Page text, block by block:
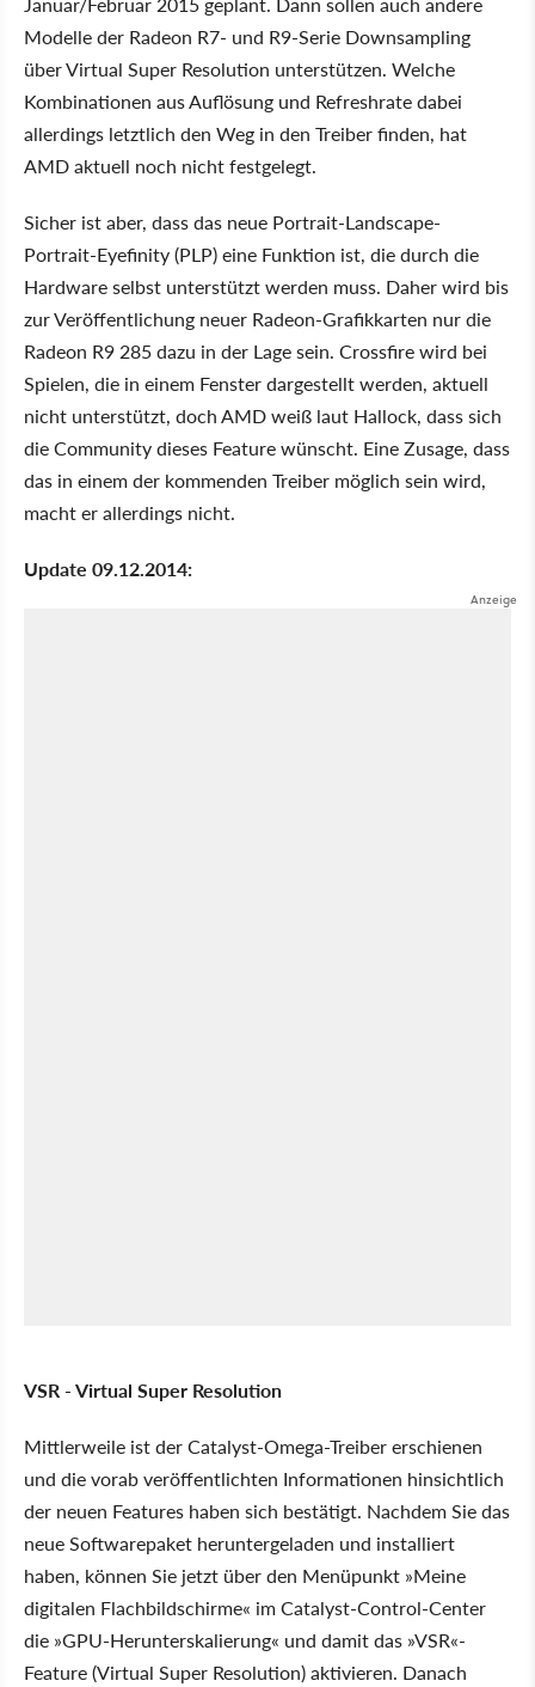
Modelle der Radeon R7- und R9-Serie Downsampling
über Virtual Super Resolution unterstützen. Welche
Kombinationen aus Auflösung und Refreshrate dabei
allerdings letztlich den Weg in den Treiber finden, hat
AMD aktuell noch nicht festgelegt.
Sicher ist aber, dass das neue Portrait-Landscape-
Portrait-Eyefinity (PLP) eine Funktion ist, die durch die
Hardware selbst unterstützt werden muss. Daher wird bis
zur Veröffentlichung neuer Radeon-Grafikkarten nur die
Radeon R9 285 dazu in der Lage sein. Crossfire wird bei
Spielen, die in einem Fenster dargestellt werden, aktuell
nicht unterstützt, doch AMD weiß laut Hallock, dass sich
die Community dieses Feature wünscht. Eine Zusage, dass
das in einem der kommenden Treiber möglich sein wird,
macht er allerdings nicht.
Update 09.12.2014:
VSR - Virtual Super Resolution
Mittlerweile ist der Catalyst-Omega-Treiber erschienen
und die vorab veröffentlichten Informationen hinsichtlich
der neuen Features haben sich bestätigt. Nachdem Sie das
neue Softwarepaket heruntergeladen und installiert
haben, können Sie jetzt über den Menüpunkt »Meine
digitalen Flachbildschirme« im Catalyst-Control-Center
die »GPU-Herunterskalierung« und damit das »VSR«-
Feature (Virtual Super Resolution) aktivieren. Danach